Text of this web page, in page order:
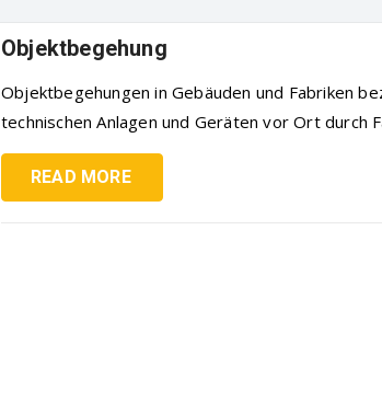
Objektbegehung
Objektbegehungen in Gebäuden und Fabriken
technischen Anlagen und Geräten vor Ort durch
READ MORE